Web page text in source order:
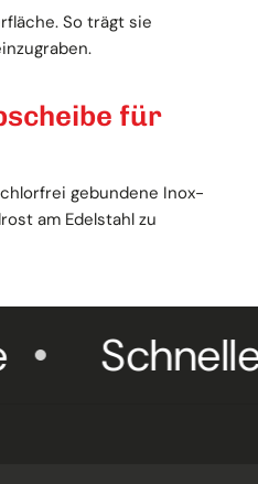
So trägt sie
für
gebundene Inox-
am Edelstahl zu